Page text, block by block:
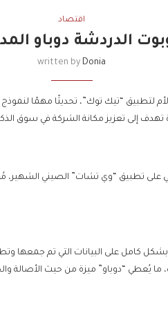
اقتصاد
الدردشة دوباو
written by Donia
لتطبيق “تيك توك”، تحديثًا مهمًا
تهدف إلى تعزيز مكانة الشركة في سوق
تطبيق “وي تشات” الصيني الشهير،
كامل على البيانات التي تم جمعها
ما يُعطي “دوباو” ميزة من حيث الأصالة